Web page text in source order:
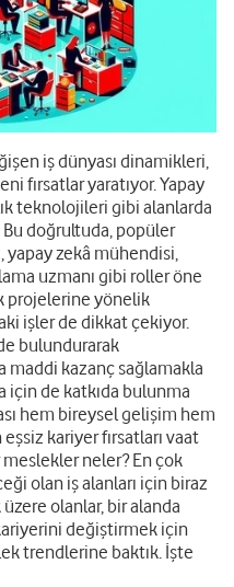
iş dünyası dinamikleri,
fırsatlar yaratıyor. Yapay
teknolojileri gibi alanlarda
Bu doğrultuda, popüler
yapay zekâ mühendisi,
uzmanı gibi roller öne
projelerine yönelik
işler de dikkat çekiyor.
bulundurarak
maddi kazanç sağlamakla
için de katkıda bulunma
hem bireysel gelişim hem
kariyer fırsatları vaat
neler? En çok
olan iş alanları için biraz
olanlar, bir alanda
değiştirmek için
trendlerine baktık. İşte